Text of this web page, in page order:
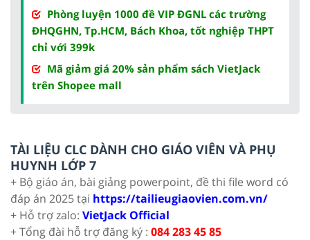
Phòng luyện 1000 đề VIP ĐGNL các trường
ĐHQGHN, Tp.HCM, Bách Khoa, tốt nghiệp THPT
chỉ với 399k
Mã giảm giá 20% sản phẩm sách VietJack
trên Shopee mall
TÀI LIỆU CLC DÀNH CHO GIÁO VIÊN VÀ PHỤ
HUYNH LỚP 7
+ Bộ giáo án, bài giảng powerpoint, đề thi file word có
đáp án 2025 tại https://tailieugiaovien.com.vn/
+ Hỗ trợ zalo: VietJack Official
+ Tổng đài hỗ trợ đăng ký : 084 283 45 85